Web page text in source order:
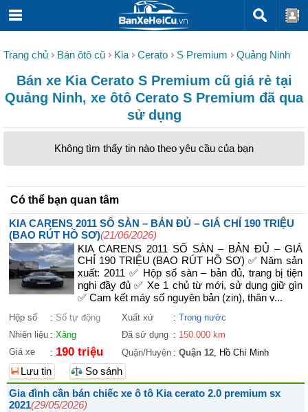
Trang chủ Bán ôtô cũ Kia Cerato S Premium Quảng Ninh
Bán xe Kia Cerato S Premium cũ giá rẻ tại
Quảng Ninh, xe ôtô Cerato S Premium đã qua
sử dụng
Không tìm thấy tin nào theo yêu cầu của bạn
Có thể bạn quan tâm
KIA CARENS 2011 SỐ SÀN – BẢN ĐỦ – GIÁ CHỈ 190 TRIỆU
(BAO RÚT HỒ SƠ)(21/06/2026)
KIA CARENS 2011 SỐ SÀN – BẢN ĐỦ – GIÁ
CHỈ 190 TRIỆU (BAO RÚT HỒ SƠ) ✅ Năm sản
xuất: 2011 ✅ Hộp số sàn – bản đủ, trang bị tiện
nghi đầy đủ ✅ Xe 1 chủ từ mới, sử dụng giữ gìn
✅ Cam kết máy số nguyên bản (zin), thân v...
Hộp số : Số tự động Xuất xứ : Trong nước
Nhiên liệu : Xăng Đã sử dụng : 150.000 km
Giá xe
: 190 triệu Quận/Huyện : Quận 12, Hồ Chí Minh
Lưu tin
So sánh
Gia đình cần bán chiếc xe ô tô Kia cerato 2.0 premium sx
2021(29/05/2026)